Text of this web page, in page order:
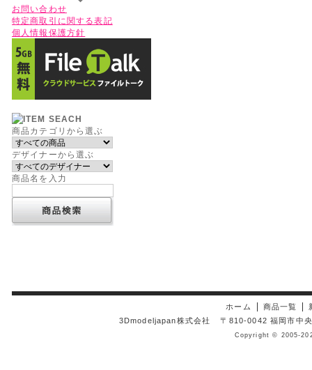
お問い合わせ
特定商取引に関する表記
個人情報保護方針
商品カテゴリから選ぶ
デザイナーから選ぶ
商品名を入力
ホーム 商品一覧
3Dmodeljapan株式会社
〒810-0042 福岡市
Copyright © 2005-